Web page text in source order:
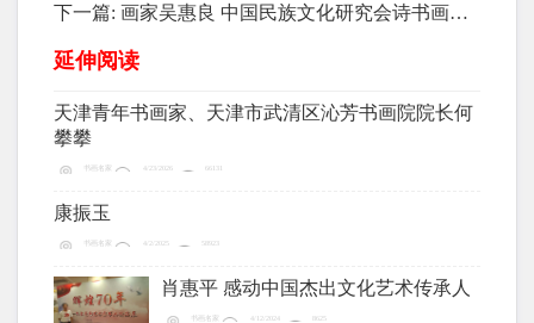
等
下一篇: 画家吴惠良 中国民族文化研究会诗书画艺
术委员会终身名誉主席
延伸阅读
天津青年书画家、天津市武清区沁芳书画院院长何
攀攀
书画名家 4/23/2026 66131
康振玉
书画名家 4/2/2025 58923
肖惠平 感动中国杰出文化艺术传承人
书画名家 4/12/2024 8625